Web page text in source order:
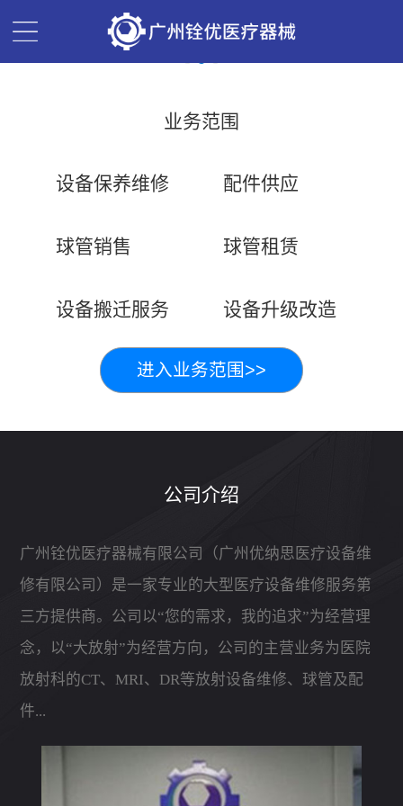
业务范围
设备保养维修 配件供应
球管销售 球管租赁
设备搬迁服务 设备升级改造
进入业务范围>>
公司介绍
广州铨优医疗器械有限公司（广州优纳思医疗设备维
修有限公司）是一家专业的大型医疗设备维修服务第
三方提供商。公司以“您的需求，我的追求”为经营理
念，以“大放射”为经营方向，公司的主营业务为医院
放射科的CT、MRI、DR等放射设备维修、球管及配
件...